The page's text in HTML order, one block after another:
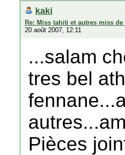
kaki
Re: Miss tahiti et autres miss de
20 août 2007, 12:11
...salam
tres bel
Pièces